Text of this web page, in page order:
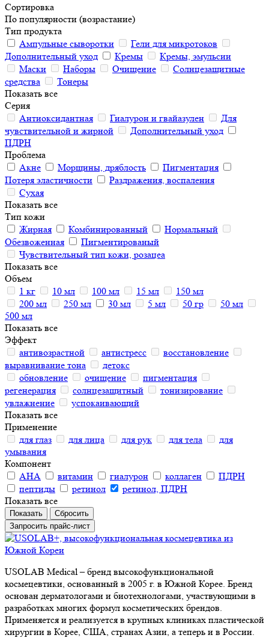
Сортировка
По популярности (возрастание)
Тип продукта
Ампульные сыворотки
Гели для микротоков
Дополнительный уход
Кремы
Кремы, эмульсии
Маски
Наборы Очищение
Солнцезащитные
средства
Тонеры
Показать все
Серия
Антиоксидантная
Гиалурон и гвайазулен
Для
чувствительной и жирной
Дополнительный уход
ПДРН
Проблема
Акне
Морщины, дряблость
Пигментация
Потеря эластичности
Раздражения, воспаления
Сухая
Показать все
Тип кожи
Жирная
Комбинированный
Нормальный
Обезвоженная
Пигментированый
Чувствительный тип кожи, розацеа
Показать все
Объем
1 кг
10 мл 100 мл 15 мл
150 мл
200 мл
250 мл 30 мл 5 мл 50 гр
50 мл
500 мл
Показать все
Эффект
антивозрастной
антистресс
восстановление
выравнивание тона
детокс
обновление
очищение
пигментация
регенерация
солнцезащитный
тонизирование
увлажнение
успокаивающий
Показать все
Применение
для глаз
для лица для рук для тела
для
умывания
Компонент
АНА
витамин гиалурон коллаген
ПДРН
пептиды
ретинол
ретинол, ПДРН
Показать все
Сбросить
Запросить прайс-лист
USOLAB Medical – бренд высокофункциональной
космецевтики, основанный в 2005 г. в Южной Корее. Бренд
основан дерматологами и биотехнологами, участвующими в
разработках многих формул косметических брендов.
Применяется и реализуется в крупных клиниках пластической
хирургии в Корее, США, странах Азии, а теперь и в России.